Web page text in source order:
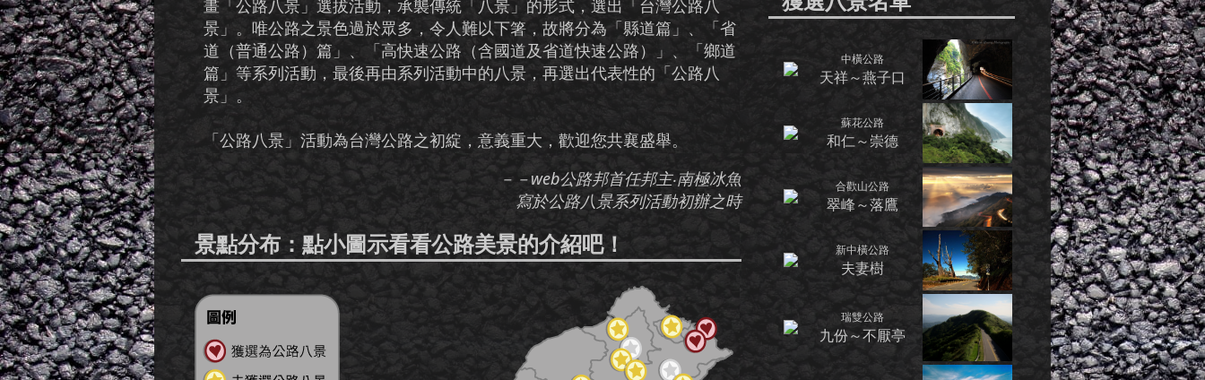
畫「公路八景」選拔活動，承襲傳統「八景」的形式，選出「台灣公路八
景」。唯公路之景色過於眾多，令人難以下箸，故將分為「縣道篇」、「省
道（普通公路）篇」、「高快速公路（含國道及省道快速公路）」、「鄉道
篇」等系列活動，最後再由系列活動中的八景，再選出代表性的「公路八
景」。
「公路八景」活動為台灣公路之初綻，意義重大，歡迎您共襄盛舉。
－－web公路邦首任邦主‧南極冰魚
寫於公路八景系列活動初辦之時
景點分布：點小圖示看看公路美景的介紹吧！
中橫公路
天祥～燕子口
蘇花公路
和仁～崇德
合歡山公路
翠峰～落鷹
新中橫公路
夫妻樹
瑞雙公路
九份～不厭亭